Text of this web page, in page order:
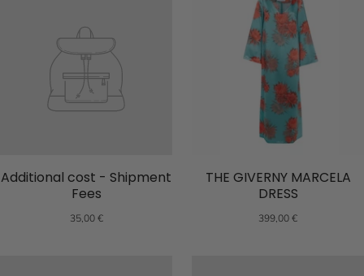
Additional cost - Shipment
Fees
35,00 €
THE GIVERNY MARCELA
DRESS
399,00 €